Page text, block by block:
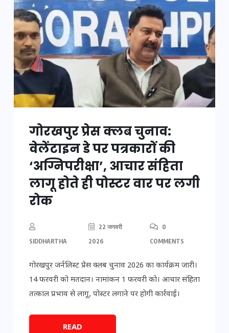
गोरखपुर प्रेस क्लब चुनाव:
वेलेंटाइन डे पर पत्रकारों की
‘अग्निपरीक्षा’, आचार संहिता
लागू होते ही पोस्टर वार पर लगी
रोक
SIDDHARTHA
22 जनवरी
2026
0
COMMENTS
गोरखपुर जर्नलिस्ट प्रेस क्लब चुनाव 2026 का कार्यक्रम जारी।
14 फरवरी को मतदान। नामांकन 1 फरवरी को। आचार संहिता
तत्काल प्रभाव से लागू, पोस्टर लगाने पर होगी कार्रवाई।
READ